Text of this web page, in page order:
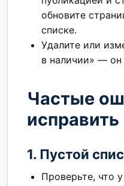
обновите
списке.
Удалите или
в наличии» — он
Частые
исправить
1. Пустой
Проверьте, что